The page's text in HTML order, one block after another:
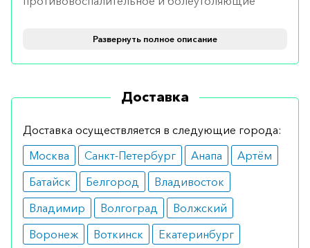
клеток в кости.
Показания
Инфузионный раствор используется для лечения
средства могут стать такие факторы, как
повышенный риск переломов, болезнь Педжета,
прием лекарств женщинами в постменопаузный
период, недавние переломы.
Противопоказания
Развернуть полное описание
Доставка
Доставка осуществляется в следующие города:
Москва
Санкт-Петербург Анапа
Артём
Батайск
Белгород
Владивосток
Владимир
Волгоград
Волжский
Воронеж
Воткинск
Екатеринбург